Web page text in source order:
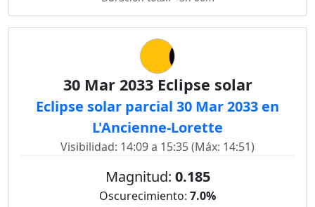
30 Mar 2033 Eclipse solar
Eclipse solar parcial 30 Mar 2033 en
L'Ancienne-Lorette
Visibilidad: 14:09 a 15:35 (Máx: 14:51)
Magnitud: 0.185
Oscurecimiento: 7.0%